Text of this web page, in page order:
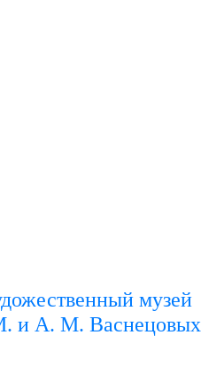
музей
и А. М. Васнецовых